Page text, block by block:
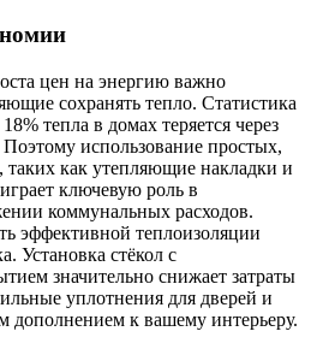
цен на энергию важно
сохранять тепло. Статистика
тепла в домах теряется через
использование простых,
как утепляющие накладки и
ключевую роль в
коммунальных расходов.
эффективной теплоизоляции
Установка стёкол с
значительно снижает затраты
уплотнения для дверей и
дополнением к вашему интерьеру.